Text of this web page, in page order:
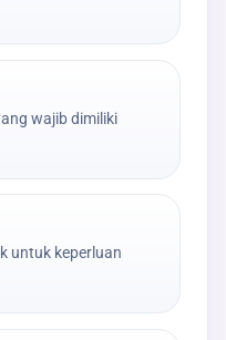
wajib dimiliki
untuk keperluan